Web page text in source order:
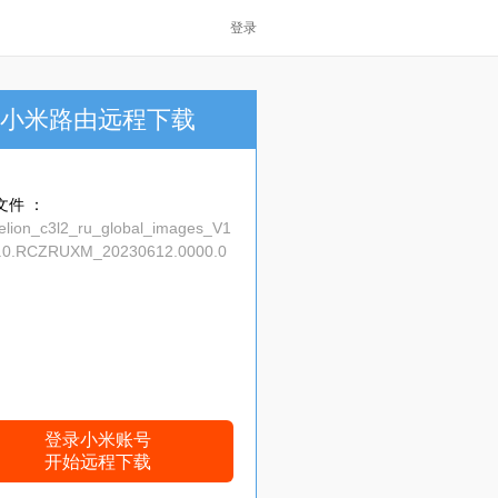
登录
小米路由远程下载
件 ：
登录小米账号
开始远程下载